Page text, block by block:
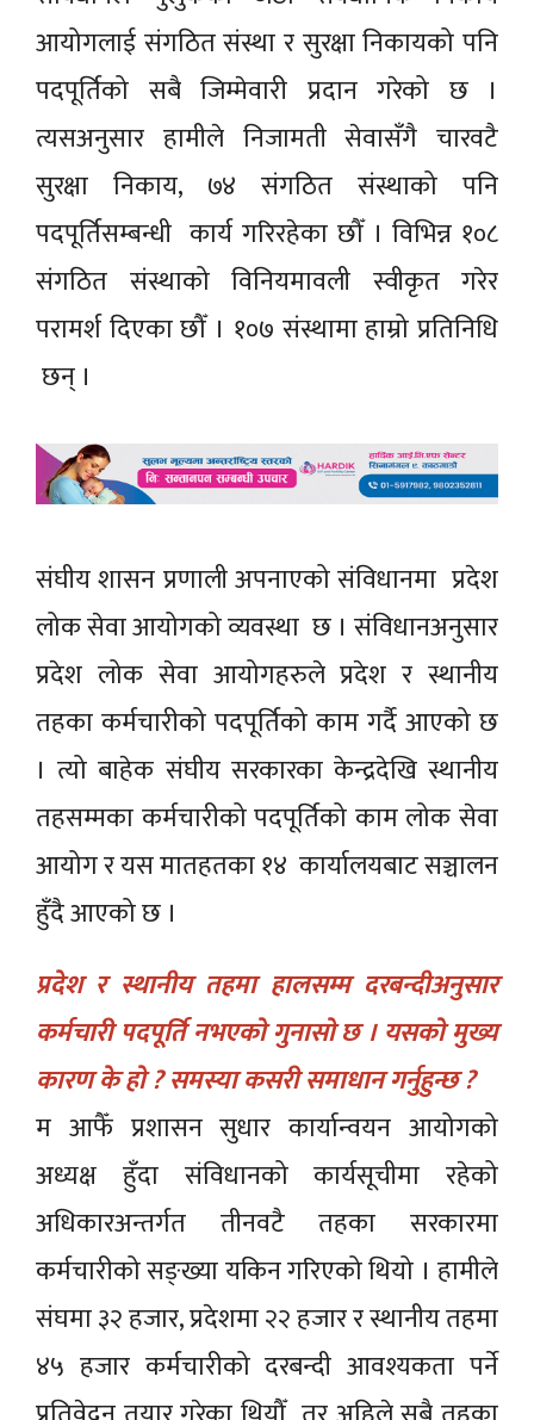
आयोगलाई संगठित संस्था र सुरक्षा निकायको पनि
पदपूर्तिको सबै जिम्मेवारी प्रदान गरेको छ ।
त्यसअनुसार हामीले निजामती सेवासँगै चारवटै
सुरक्षा निकाय, ७४ संगठित संस्थाको पनि
पदपूर्तिसम्बन्धी कार्य गरिरहेका छौँ । विभिन्न १०८
संगठित संस्थाको विनियमावली स्वीकृत गरेर
परामर्श दिएका छौँ । १०७ संस्थामा हाम्रो प्रतिनिधि
छन् ।
संघीय शासन प्रणाली अपनाएको संविधानमा प्रदेश
लोक सेवा आयोगको व्यवस्था छ । संविधानअनुसार
प्रदेश लोक सेवा आयोगहरुले प्रदेश र स्थानीय
तहका कर्मचारीको पदपूर्तिको काम गर्दै आएको छ
। त्यो बाहेक संघीय सरकारका केन्द्रदेखि स्थानीय
तहसम्मका कर्मचारीको पदपूर्तिको काम लोक सेवा
आयोग र यस मातहतका १४ कार्यालयबाट सञ्चालन
हुँदै आएको छ ।
प्रदेश र स्थानीय तहमा हालसम्म दरबन्दीअनुसार
कर्मचारी पदपूर्ति नभएको गुनासो छ । यसको मुख्य
कारण के हो ? समस्या कसरी समाधान गर्नुहुन्छ ?
म आफैँ प्रशासन सुधार कार्यान्वयन आयोगको
अध्यक्ष हुँदा संविधानको कार्यसूचीमा रहेको
अधिकारअन्तर्गत तीनवटै तहका सरकारमा
कर्मचारीको सङ्ख्या यकिन गरिएको थियो । हामीले
संघमा ३२ हजार, प्रदेशमा २२ हजार र स्थानीय तहमा
४५ हजार कर्मचारीको दरबन्दी आवश्यकता पर्ने